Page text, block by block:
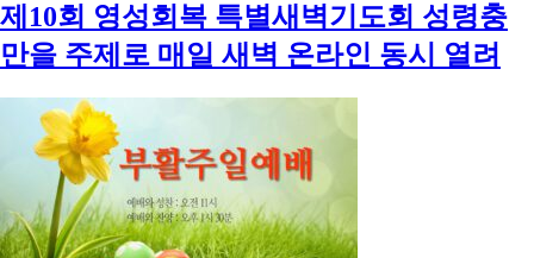
제10회 영성회복 특별새벽기도회 성령충
만을 주제로 매일 새벽 온라인 동시 열려